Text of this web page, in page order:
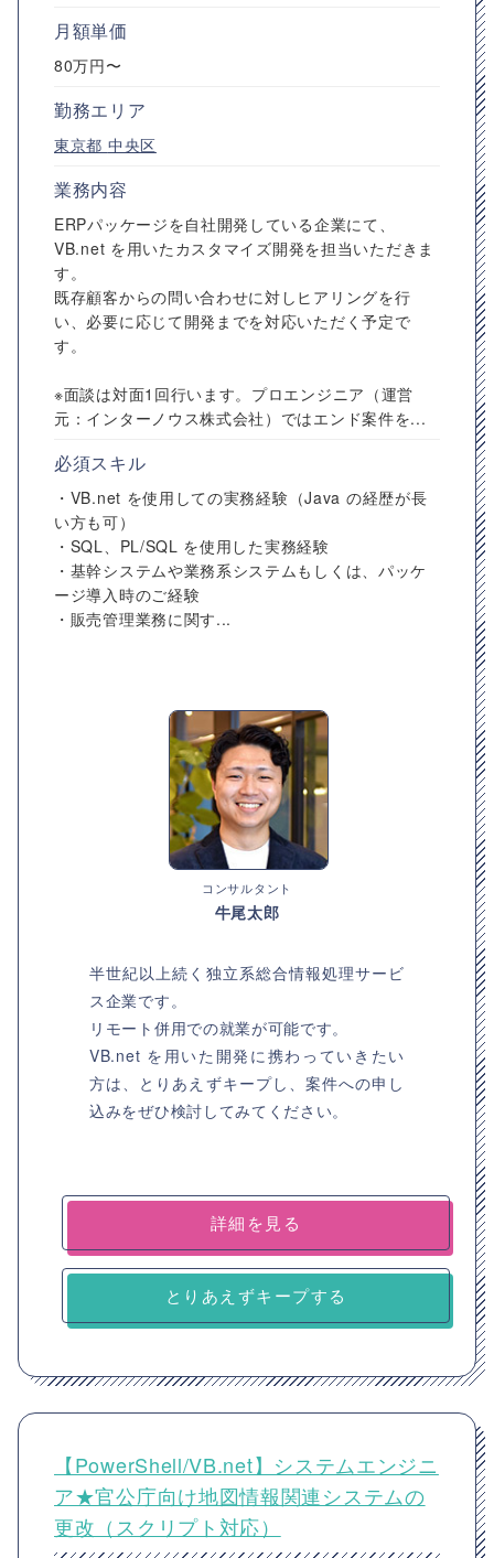
月額単価
80万円〜
勤務エリア
東京都 中央区
業務内容
ERPパッケージを自社開発している企業にて、
VB.net を用いたカスタマイズ開発を担当いただきま
す。
既存顧客からの問い合わせに対しヒアリングを行
い、必要に応じて開発までを対応いただく予定で
す。
※面談は対面1回行います。プロエンジニア（運営
元：インターノウス株式会社）ではエンド案件を...
必須スキル
・VB.net を使用しての実務経験（Java の経歴が長
い方も可）
・SQL、PL/SQL を使用した実務経験
・基幹システムや業務系システムもしくは、パッケ
ージ導入時のご経験
・販売管理業務に関す...
コンサルタント
牛尾太郎
半世紀以上続く独立系総合情報処理サービ
ス企業です。
リモート併用での就業が可能です。
VB.net を用いた開発に携わっていきたい
方は、とりあえずキープし、案件への申し
込みをぜひ検討してみてください。
詳細を見る
とりあえずキープする
【PowerShell/VB.net】システムエンジニ
ア★官公庁向け地図情報関連システムの
更改（スクリプト対応）